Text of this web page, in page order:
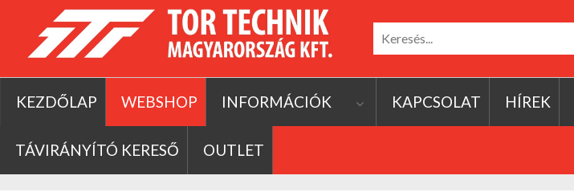
KEZDŐLAP WEBSHOP INFORMÁCIÓK KAPCSOLAT HÍREK
TÁVIRÁNYÍTÓ KERESŐ OUTLET